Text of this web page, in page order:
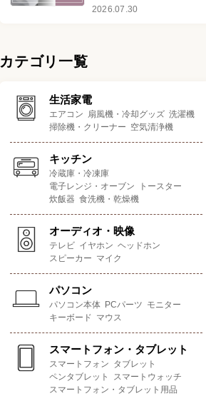
下を中心に紹介
2026.07.30
カテゴリ一覧
生活家電
エアコン 扇風機・冷却グッズ 洗濯機
掃除機・クリーナー 空気清浄機
キッチン
冷蔵庫・冷凍庫
電子レンジ・オーブン
トースター
炊飯器 食洗機・乾燥機
オーディオ・映像
テレビ イヤホン ヘッドホン
スピーカー マイク
パソコン
パソコン本体 PCパーツ モニター
キーボード マウス
スマートフォン・タブレット
スマートフォン タブレット
ペンタブレット
スマートウォッチ
スマートフォン・タブレット用品